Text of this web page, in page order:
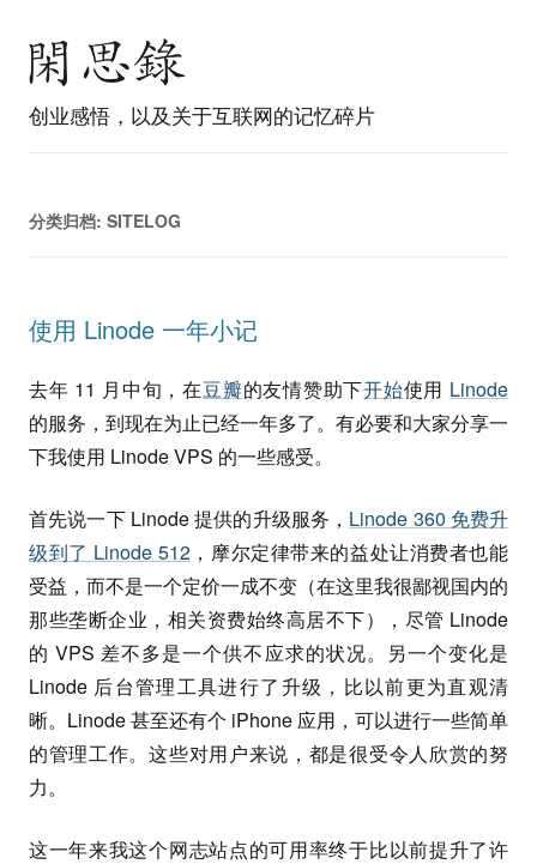
创业感悟，以及关于互联网的记忆碎片
分类归档: SITELOG
使用 Linode 一年小记
去年 11 月中旬，在豆瓣的友情赞助下开始使用 Linode
的服务，到现在为止已经一年多了。有必要和大家分享一
下我使用 Linode VPS 的一些感受。
首先说一下 Linode 提供的升级服务， Linode 360 免费升
级到了 Linode 512，摩尔定律带来的益处让消费者也能
受益，而不是一个定价一成不变（在这里我很鄙视国内的
那些垄断企业，相关资费始终高居不下），尽管 Linode
的 VPS 差不多是一个供不应求的状况。另一个变化是
Linode 后台管理工具进行了升级，比以前更为直观清
晰。Linode 甚至还有个 iPhone 应用，可以进行一些简单
的管理工作。这些对用户来说，都是很受令人欣赏的努
力。
这一年来我这个网志站点的可用率终于比以前提升了许